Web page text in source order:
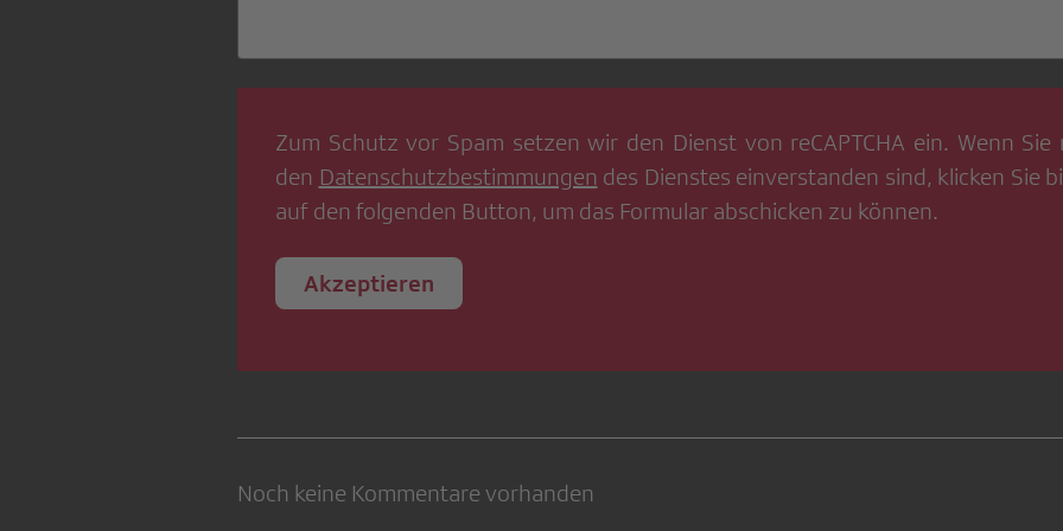
Zum Schutz vor Spam setzen wir den Dienst von reCAPTCHA ein. Wenn Sie
den Datenschutzbestimmungen des Dienstes einverstanden sind, klicken Sie
auf den folgenden Button, um das Formular abschicken zu können.
Akzeptieren
Noch keine Kommentare vorhanden